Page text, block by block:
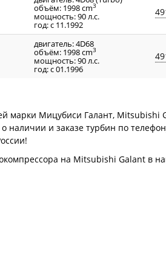
объём: 1998 cm3
мощность: 90 л.с.
год: с 11.1992
двигатель: 4D68
объём: 1998 cm3
мощность: 90 л.с.
год: с 01.1996
марки Мицубиси Галант, Mitsubishi
и заказе турбин по
на Mitsubishi Galant в